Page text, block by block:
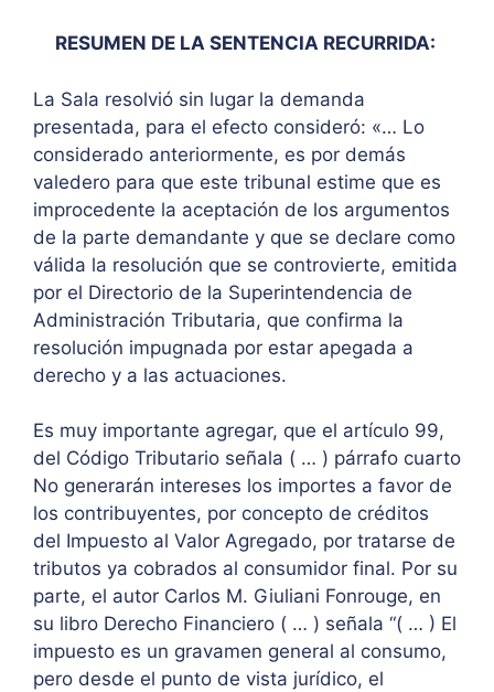
RESUMEN DE LA SENTENCIA RECURRIDA:
La Sala resolvió sin lugar la demanda
presentada, para el efecto consideró: «… Lo
considerado anteriormente, es por demás
valedero para que este tribunal estime que es
improcedente la aceptación de los argumentos
de la parte demandante y que se declare como
válida la resolución que se controvierte, emitida
por el Directorio de la Superintendencia de
Administración Tributaria, que confirma la
resolución impugnada por estar apegada a
derecho y a las actuaciones.
Es muy importante agregar, que el artículo 99,
del Código Tributario señala ( … ) párrafo cuarto
No generarán intereses los importes a favor de
los contribuyentes, por concepto de créditos
del Impuesto al Valor Agregado, por tratarse de
tributos ya cobrados al consumidor final. Por su
parte, el autor Carlos M. Giuliani Fonrouge, en
su libro Derecho Financiero ( … ) señala “( … ) El
impuesto es un gravamen general al consumo,
pero desde el punto de vista jurídico, el